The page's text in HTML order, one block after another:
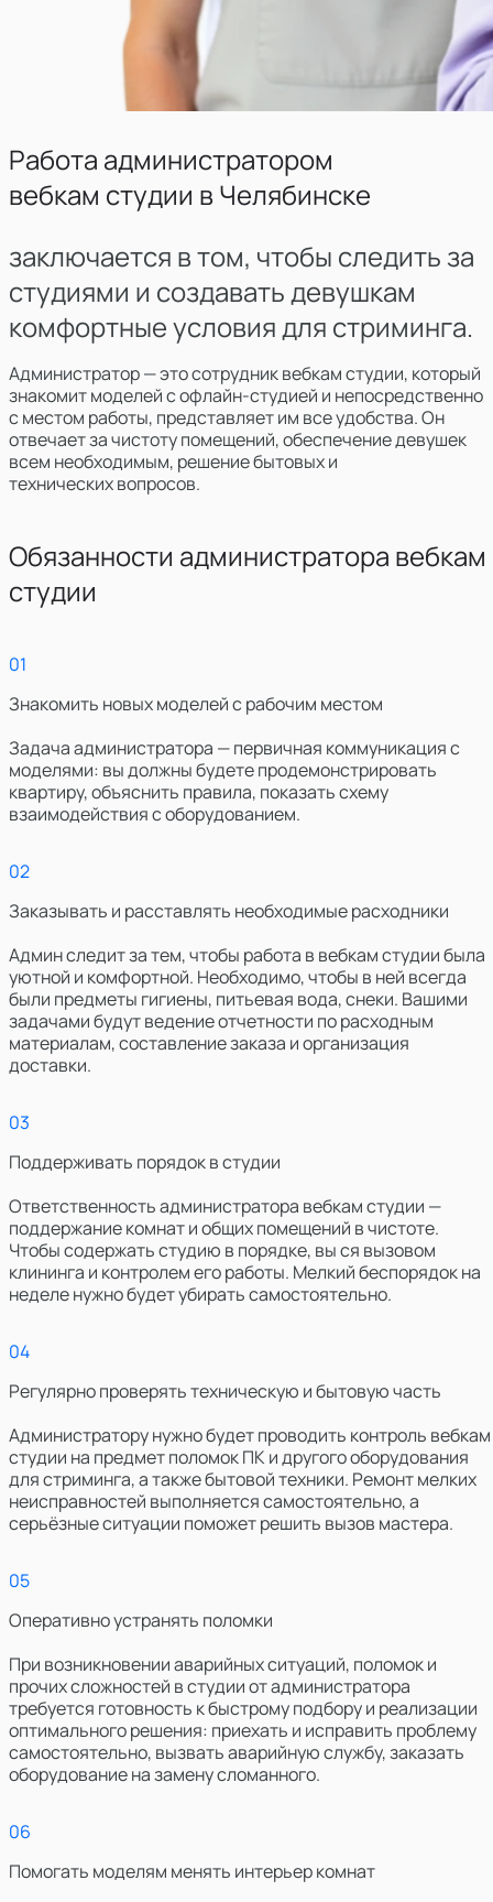
Работа администратором
вебкам студии вЧелябинске
заключается в том, чтобы следить за
студиями и создавать девушкам
комфортные условия для стриминга.
Администратор — это сотрудник вебкам студии, который
знакомит моделей с офлайн-студией и непосредственно
с местом работы, представляет им все удобства. Он
отвечает за чистоту помещений, обеспечение девушек
всем необходимым, решение бытовых и
технических вопросов.
Обязанности администратора вебкам
студии
01
Знакомить новых моделей с рабочим местом
Задача администратора — первичная коммуникация с
моделями: вы должны будете продемонстрировать
квартиру, объяснить правила, показать схему
взаимодействия с оборудованием.
02
Заказывать и расставлять необходимые расходники
Админ следит за тем, чтобы работа в вебкам студии была
уютной и комфортной. Необходимо, чтобы в ней всегда
были предметы гигиены, питьевая вода, снеки. Вашими
задачами будут ведение отчетности по расходным
материалам, составление заказа и организация
доставки.
03
Поддерживать порядок в студии
Ответственность администратора вебкам студии —
поддержание комнат и общих помещений в чистоте.
Чтобы содержать студию в порядке, вы ся вызовом
клининга и контролем его работы. Мелкий беспорядок на
неделе нужно будет убирать самостоятельно.
04
Регулярно проверять техническую и бытовую часть
Администратору нужно будет проводить контроль вебкам
студии на предмет поломок ПК и другого оборудования
для стриминга, а также бытовой техники. Ремонт мелких
неисправностей выполняется самостоятельно, а
серьёзные ситуации поможет решить вызов мастера.
05
Оперативно устранять поломки
При возникновении аварийных ситуаций, поломок и
прочих сложностей в студии от администратора
требуется готовность к быстрому подбору и реализации
оптимального решения: приехать и исправить проблему
самостоятельно, вызвать аварийную службу, заказать
оборудование на замену сломанного.
06
Помогать моделям менять интерьер комнат